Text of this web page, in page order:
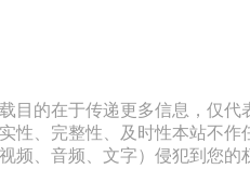
目的在于传递更多信息，仅
性、完整性、及时性本站不
频、音频、文字）侵犯到您